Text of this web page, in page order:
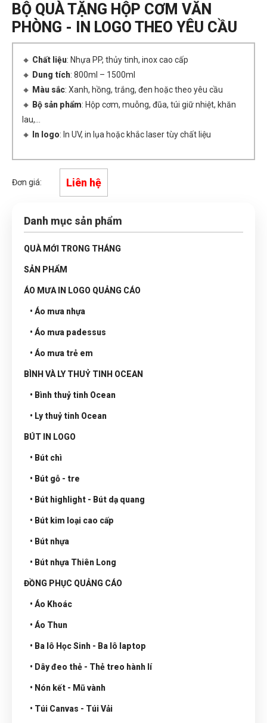
BỘ QUÀ TẶNG HỘP CƠM VĂN
PHÒNG - IN LOGO THEO YÊU CẦU
🔸 Chất liệu: Nhựa PP, thủy tinh, inox cao cấp
🔸 Dung tích: 800ml – 1500ml
🔸 Màu sắc: Xanh, hồng, trắng, đen hoặc theo yêu cầu
🔸 Bộ sản phẩm: Hộp cơm, muỗng, đũa, túi giữ nhiệt, khăn
lau,...
🔸
In logo: In UV, in lụa hoặc khắc laser tùy chất liệu
Đơn giá: Liên hệ
Danh mục sản phẩm
QUÀ MỚI TRONG THÁNG
SẢN PHẨM
ÁO MƯA IN LOGO QUẢNG CÁO
• Áo mưa nhựa
• Áo mưa padessus
• Áo mưa trẻ em
BÌNH VÀ LY THUỶ TINH OCEAN
• Bình thuỷ tinh Ocean
• Ly thuỷ tinh Ocean
BÚT IN LOGO
• Bút chì
• Bút gỗ - tre
• Bút highlight - Bút dạ quang
• Bút kim loại cao cấp
• Bút nhựa
• Bút nhựa Thiên Long
ĐỒNG PHỤC QUẢNG CÁO
• Áo Khoác
• Áo Thun
• Ba lô Học Sinh - Ba lô laptop
• Dây đeo thẻ - Thẻ treo hành lí
• Nón kết - Mũ vành
• Túi Canvas - Túi Vải